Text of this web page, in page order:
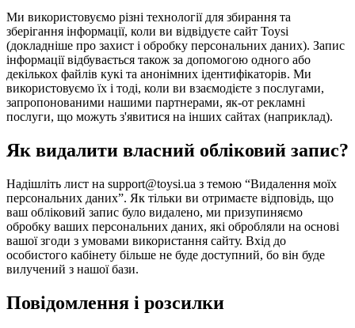
Ми використовуємо різні технології для збирання та
зберігання інформації, коли ви відвідуєте сайт Toysi
(докладніше про захист і обробку персональних даних). Запис
інформації відбувається також за допомогою одного або
декількох файлів кукі та анонімних ідентифікаторів. Ми
використовуємо їх і тоді, коли ви взаємодієте з послугами,
запропонованими нашими партнерами, як-от рекламні
послуги, що можуть з'явитися на інших сайтах (наприклад).
Як видалити власний обліковий запис?
Надішліть лист на support@toysi.ua з темою “Видалення моїх
персональних даних”. Як тільки ви отримаєте відповідь, що
ваш обліковий запис було видалено, ми призупиняємо
обробку ваших персональних даних, які обробляли на основі
вашої згоди з умовами використання сайту. Вхід до
особистого кабінету більше не буде доступний, бо він буде
вилучений з нашої бази.
Повідомлення і розсилки